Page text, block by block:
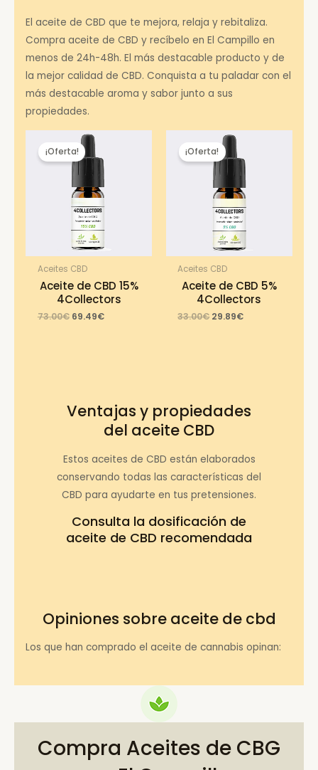
El aceite de CBD que te mejora, relaja y rebitaliza.
Compra aceite de CBD y recíbelo en El Campillo en
menos de 24h-48h. El más destacable producto y de
la mejor calidad de CBD. Conquista a tu paladar con el
más destacable aroma y sabor junto a sus
propiedades.
¡Oferta!
Aceites CBD
Aceite de CBD 15%
4Collectors
73.00€ Original
69.49€Current
¡Oferta!
Aceites CBD
Aceite de CBD 5%
4Collectors
33.00€ Original
29.89€Current
Ventajas y propiedades
del aceite CBD
Estos aceites de CBD están elaborados
conservando todas las características del
CBD para ayudarte en tus pretensiones.
Consulta la dosificación de
aceite de CBD recomendada
Opiniones sobre aceite de cbd
Los que han comprado el aceite de cannabis opinan:
Compra Aceites de CBG